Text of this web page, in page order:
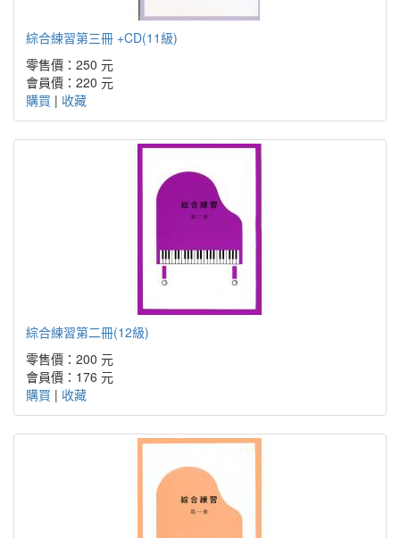
綜合練習第三冊 +CD(11級)
零售價：250 元
會員價：220 元
購買 | 收藏
綜合練習第二冊(12級)
零售價：200 元
會員價：176 元
購買 | 收藏